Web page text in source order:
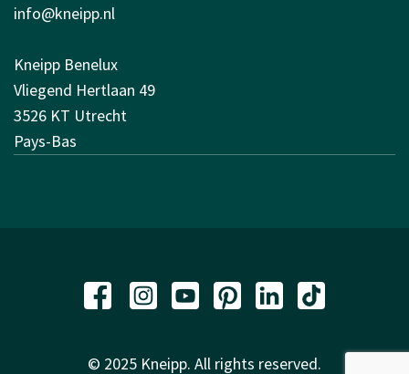
info@kneipp.nl
Kneipp Benelux
Vliegend Hertlaan 49
3526 KT Utrecht
Pays-Bas
© 2025 Kneipp. All rights reserved.